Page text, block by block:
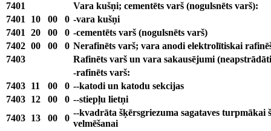
7401
Vara kušņi; cementēts varš (nogulsnēts varš):
7401
10 00 0 -vara kušņi
7401
20 00 0 -cementēts varš (nogulsnēts varš)
7402 00 00 0 Nerafinēts varš; vara anodi elektrolītiskai
7403
Rafinēts varš un vara sakausējumi
-rafinēts varš:
7403 11 00 0 --katodi un katodu sekcijas
7403 12 00 0 --stiepļu lietņi
7403 13 00 0
--kvadrāta šķērsgriezuma sagataves turpmākai
velmēšanai